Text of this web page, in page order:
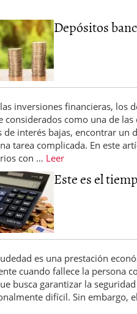
Depósitos
inversiones financieras, los
como una de
de interés bajas, encontrar
tarea complicada. En este
con … Leer
Este es el
es una prestación
cuando fallece la persona
busca garantizar la
difícil. Sin embargo,